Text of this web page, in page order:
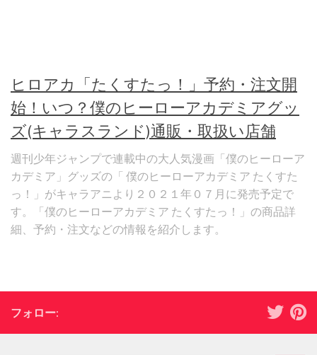
ヒロアカ「たくすたっ！」予約・注文開
始！いつ？僕のヒーローアカデミアグッ
ズ(キャラスランド)通販・取扱い店舗
週刊少年ジャンプで連載中の大人気漫画「僕のヒーローア
カデミア」グッズの「 僕のヒーローアカデミア たくすた
っ！」がキャラアニより２０２１年０７月に発売予定で
す。「僕のヒーローアカデミア たくすたっ！」の商品詳
細、予約・注文などの情報を紹介します。
フォロー: